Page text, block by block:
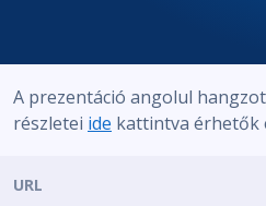
A prezentáció angolul
részletei ide kattintva érhetők
URL